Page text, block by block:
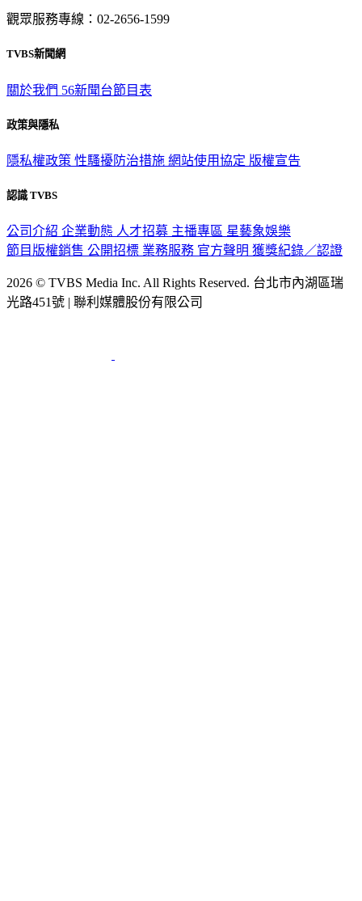
觀眾服務專線：02-2656-1599
TVBS新聞網
關於我們 56新聞台節目表
政策與隱私
隱私權政策 性騷擾防治措施 網站使用協定 版權宣告
認識 TVBS
公司介紹 企業動態 人才招募 主播專區 星藝象娛樂
節目版權銷售 公開招標 業務服務 官方聲明 獲獎紀錄／認證
2026 © TVBS Media Inc. All Rights Reserved. 台北市內湖區瑞
光路451號 | 聯利媒體股份有限公司